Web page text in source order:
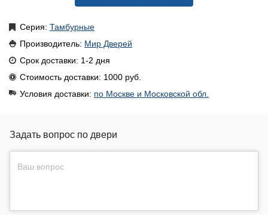
Серия: Тамбурные
Производитель: Мир Дверей
Срок доставки: 1-2 дня
Стоимость доставки: 1000 руб.
Условия доставки: по Москве и Московской обл.
Задать вопрос по двери